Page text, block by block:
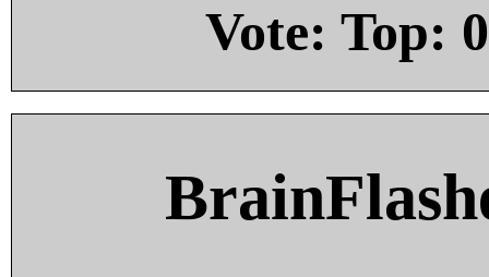
Vote: Top: 0